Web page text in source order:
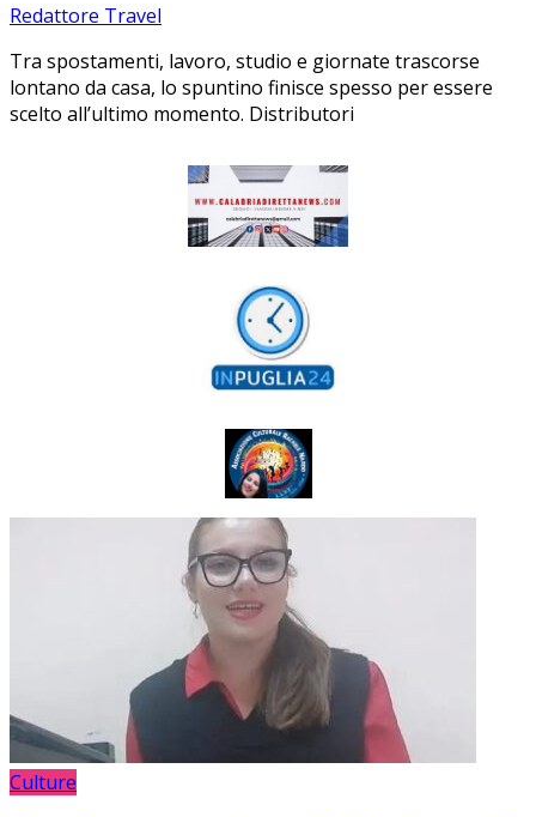
Redattore Travel
Tra spostamenti, lavoro, studio e giornate trascorse
lontano da casa, lo spuntino finisce spesso per essere
scelto all’ultimo momento. Distributori
Culture